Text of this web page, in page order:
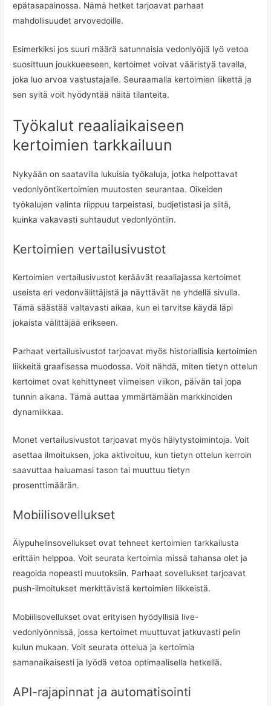
epätasapainossa. Nämä hetket tarjoavat parhaat
mahdollisuudet arvovedoille.
Esimerkiksi jos suuri määrä satunnaisia vedonlyöjiä lyö vetoa
suosittuun joukkueeseen, kertoimet voivat vääristyä tavalla,
joka luo arvoa vastustajalle. Seuraamalla kertoimien liikettä ja
sen syitä voit hyödyntää näitä tilanteita.
Työkalut reaaliaikaiseen
kertoimien tarkkailuun
Nykyään on saatavilla lukuisia työkaluja, jotka helpottavat
vedonlyöntikertoimien muutosten seurantaa. Oikeiden
työkalujen valinta riippuu tarpeistasi, budjetistasi ja siitä,
kuinka vakavasti suhtaudut vedonlyöntiin.
Kertoimien vertailusivustot
Kertoimien vertailusivustot keräävät reaaliajassa kertoimet
useista eri vedonvälittäjistä ja näyttävät ne yhdellä sivulla.
Tämä säästää valtavasti aikaa, kun ei tarvitse käydä läpi
jokaista välittäjää erikseen.
Parhaat vertailusivustot tarjoavat myös historiallisia kertoimien
liikkeitä graafisessa muodossa. Voit nähdä, miten tietyn ottelun
kertoimet ovat kehittyneet viimeisen viikon, päivän tai jopa
tunnin aikana. Tämä auttaa ymmärtämään markkinoiden
dynamiikkaa.
Monet vertailusivustot tarjoavat myös hälytystoimintoja. Voit
asettaa ilmoituksen, joka aktivoituu, kun tietyn ottelun kerroin
saavuttaa haluamasi tason tai muuttuu tietyn
prosenttimäärän.
Mobiilisovellukset
Älypuhelinsovellukset ovat tehneet kertoimien tarkkailusta
erittäin helppoa. Voit seurata kertoimia missä tahansa olet ja
reagoida nopeasti muutoksiin. Parhaat sovellukset tarjoavat
push-ilmoitukset merkittävistä kertoimien liikkeistä.
Mobiilisovellukset ovat erityisen hyödyllisiä live-
vedonlyönnissä, jossa kertoimet muuttuvat jatkuvasti pelin
kulun mukaan. Voit seurata ottelua ja kertoimia
samanaikaisesti ja lyödä vetoa optimaalisella hetkellä.
API-rajapinnat ja automatisointi